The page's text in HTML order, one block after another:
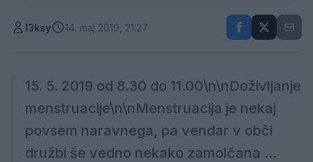
l3ksy 14. maj 2019, 21:27
15. 5. 2019 od 8.30 do 11.00\n\nDoživljanje
menstruacije\n\nMenstruacija je nekaj
povsem naravnega, pa vendar v obči
družbi še vedno nekako zamolčana ...